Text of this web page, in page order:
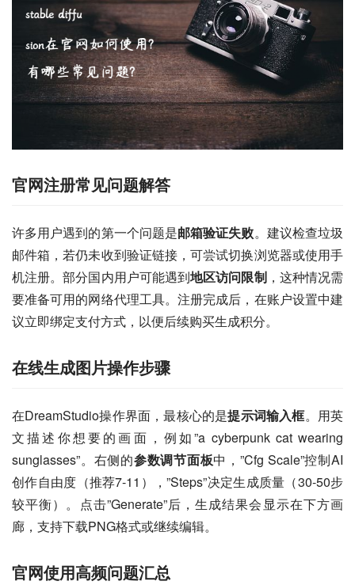
官网注册常见问题解答
许多用户遇到的第一个问题是邮箱验证失败。建议检查垃圾
邮件箱，若仍未收到验证链接，可尝试切换浏览器或使用手
机注册。部分国内用户可能遇到地区访问限制，这种情况需
要准备可用的网络代理工具。注册完成后，在账户设置中建
议立即绑定支付方式，以便后续购买生成积分。
在线生成图片操作步骤
在DreamStudio操作界面，最核心的是提示词输入框。用英
文描述你想要的画面，例如”a cyberpunk cat wearing
sunglasses”。右侧的参数调节面板中，”Cfg Scale”控制AI
创作自由度（推荐7-11），”Steps”决定生成质量（30-50步
较平衡）。点击”Generate”后，生成结果会显示在下方画
廊，支持下载PNG格式或继续编辑。
官网使用高频问题汇总